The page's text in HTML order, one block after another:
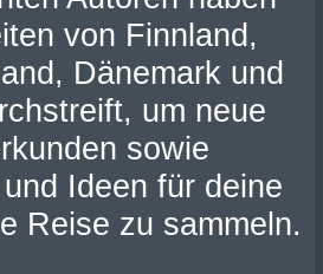
von Finnland,
Dänemark und
um neue
sowie
Ideen für deine
Reise zu sammeln.